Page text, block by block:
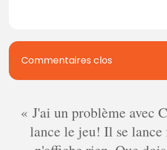
Commentaires clos
J'ai un problème avec
lance le jeu! Il se lance